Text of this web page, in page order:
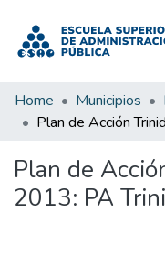
Home Municipios
Plan de
2013: PA